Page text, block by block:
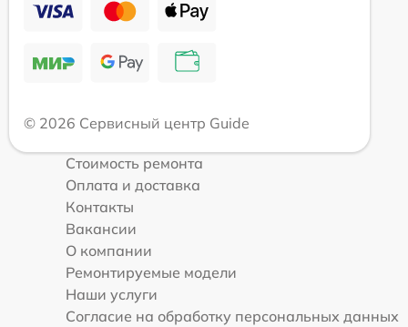
© 2026 Сервисный центр Guide
Стоимость ремонта
Оплата и доставка
Контакты
Вакансии
О компании
Ремонтируемые модели
Наши услуги
Согласие на обработку персональных данных